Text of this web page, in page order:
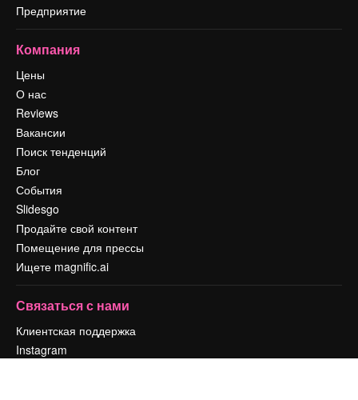
Предприятие
Компания
Цены
О нас
Reviews
Вакансии
Поиск тенденций
Блог
События
Slidesgo
Продайте свой контент
Помещение для прессы
Ищете magnific.ai
Связаться с нами
Клиентская поддержка
Instagram